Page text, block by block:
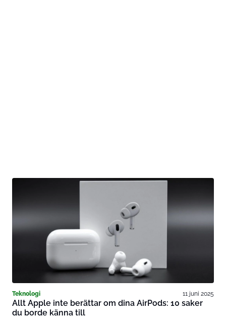
Teknologi 11 juni 2025
Allt Apple inte berättar om dina AirPods: 10 saker
du borde känna till